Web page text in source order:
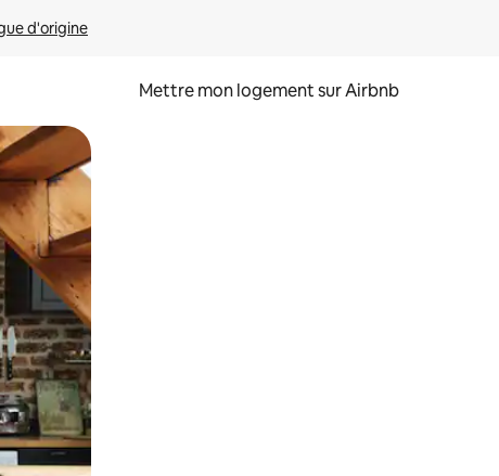
d'origine
Mettre mon logement sur Airbnb
glisser.